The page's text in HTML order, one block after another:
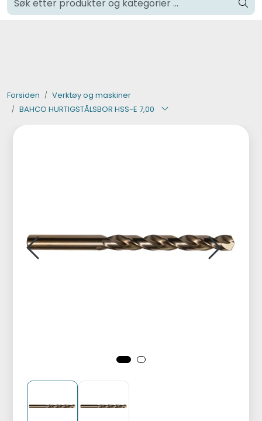
Skip to main content Klikk og hent i Oslo
Forsiden
Verktøy og maskiner
BAHCO HURTIGSTÅLSBOR HSS-E 7,00
Byggevarer